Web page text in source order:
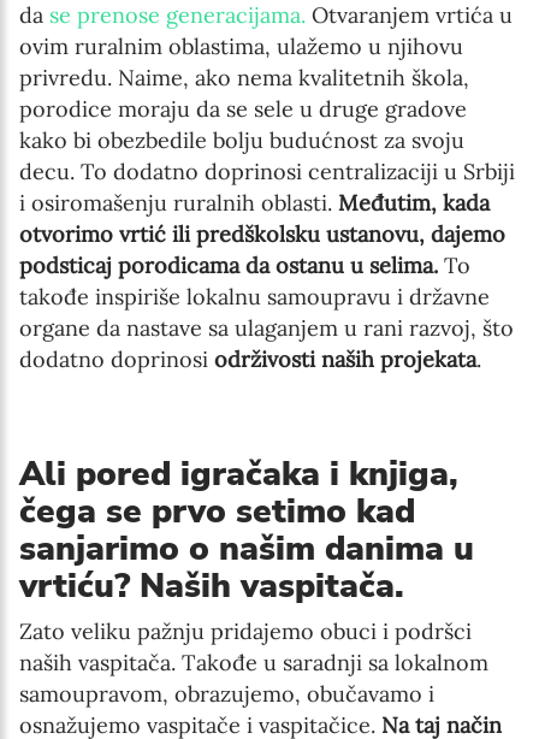
da se prenose generacijama. Otvaranjem vrtića u
ovim ruralnim oblastima, ulažemo u njihovu
privredu. Naime, ako nema kvalitetnih škola,
porodice moraju da se sele u druge gradove
kako bi obezbedile bolju budućnost za svoju
decu. To dodatno doprinosi centralizaciji u Srbiji
i osiromašenju ruralnih oblasti. Međutim, kada
otvorimo vrtić ili predškolsku ustanovu, dajemo
podsticaj porodicama da ostanu u selima. To
takođe inspiriše lokalnu samoupravu i državne
organe da nastave sa ulaganjem u rani razvoj, što
dodatno doprinosi održivosti naših projekata.
Ali pored igračaka i knjiga,
čega se prvo setimo kad
sanjarimo o našim danima u
vrtiću? Naših vaspitača.
Zato veliku pažnju pridajemo obuci i podršci
naših vaspitača. Takođe u saradnji sa lokalnom
samoupravom, obrazujemo, obučavamo i
osnažujemo vaspitače i vaspitačice. Na taj način